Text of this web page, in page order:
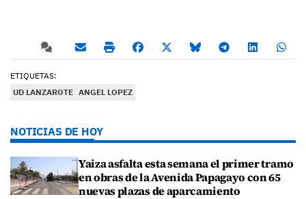
ETIQUETAS:
UD LANZAROTE ANGEL LOPEZ
NOTICIAS DE HOY
Yaiza asfalta esta semana el primer tramo
en obras de la Avenida Papagayo con 65
nuevas plazas de aparcamiento